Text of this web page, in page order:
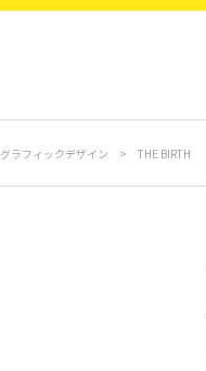
グラフィックデザイン > THE BIRTH